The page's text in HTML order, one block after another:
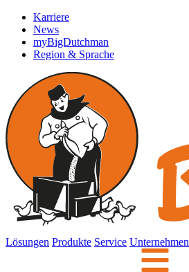
Karriere
News
myBigDutchman
Region & Sprache
Lösungen Produkte Service Unternehmen